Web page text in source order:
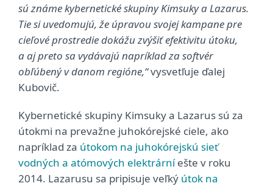
sú známe kybernetické skupiny Kimsuky a Lazarus.
Tie si uvedomujú, že úpravou svojej kampane pre
cieľové prostredie dokážu zvýšiť efektivitu útoku,
a aj preto sa vydávajú napríklad za softvér
obľúbený v danom regióne,“vysvetľuje ďalej
Kubovič.
Kybernetické skupiny Kimsuky a Lazarus sú za
útokmi na prevažne juhokórejské ciele, ako
napríklad za útokom na juhokórejskú sieť
vodných a atómových elektrárníešte v roku
2014. Lazarusu sa pripisuje veľký útok na